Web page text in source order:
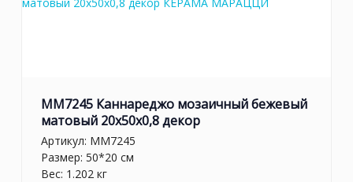
MM7245 Каннареджо мозаичный бежевый
матовый 20x50x0,8 декор
Артикул: MM7245
Размер: 50*20 см
Вес: 1.202 кг